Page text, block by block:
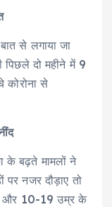
से लगाया जा
दो महीने में 9
से
के बढ़ते मामलों ने
नजर दौड़ाए तो
और 10-19 उम्र के